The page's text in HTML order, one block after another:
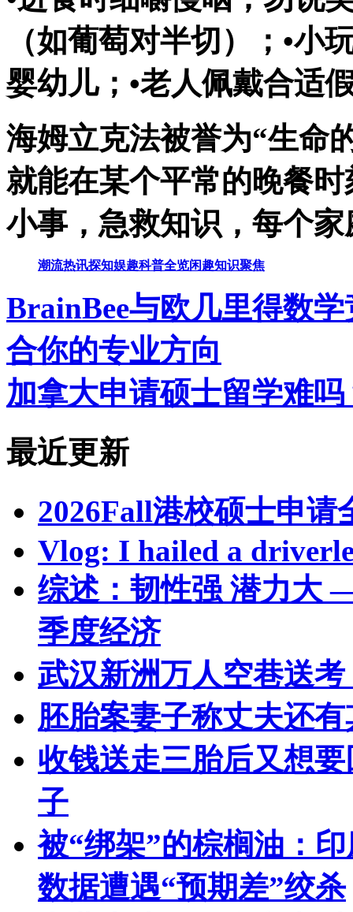
（如葡萄对半切）；•小
婴幼儿；•老人佩戴合适
海姆立克法被誉为“生命
就能在某个平常的晚餐
小事，急救知识，每个
潮流热讯探知娱趣科普全览闲趣知识聚焦
BrainBee与欧几里得数
合你的专业方向
加拿大申请硕士留学难吗
最近更新
2026Fall港校硕士申请
Vlog: I hailed a
综述：韧性强 潜力大
季度经济
武汉新洲万人空巷送
胚胎案妻子称丈夫还
收钱送走三胎后又想
子
被“绑架”的棕榈油：
数据遭遇“预期差”绞杀